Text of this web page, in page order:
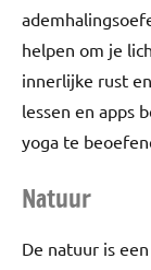
helpen om je
innerlijke rust
lessen en apps
yoga te
Natuur
De natuur is